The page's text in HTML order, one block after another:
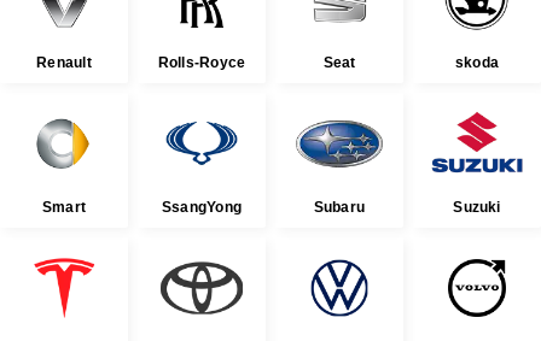
Renault Rolls-Royce Seat skoda
Smart SsangYong Subaru Suzuki